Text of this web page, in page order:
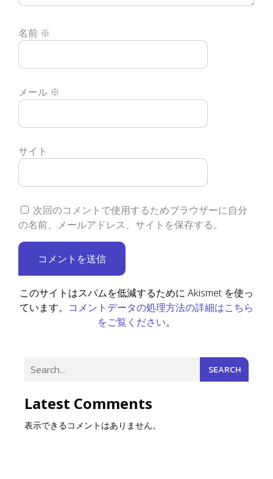
SEARCH
Latest Comments
表示できるコメントはありません。
名前 ※
メール ※
サイト
次回のコメントで使用するためブラウザーに自分
の名前、メールアドレス、サイトを保存する。
このサイトはスパムを低減するために Akismet を使っ
ています。 コメントデータの処理方法の詳細はこちら
をご覧ください。